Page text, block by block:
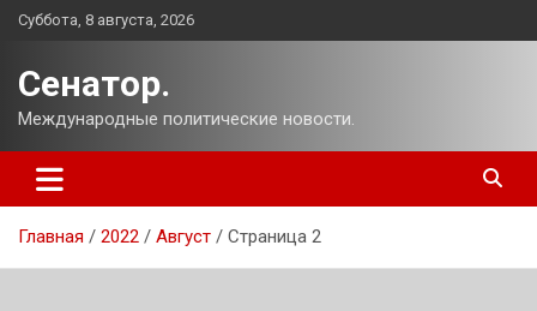
Перейти
Суббота, 8 августа, 2026
Сенатор.
Международные политические новости.
Главная 2022 Август Страница 2